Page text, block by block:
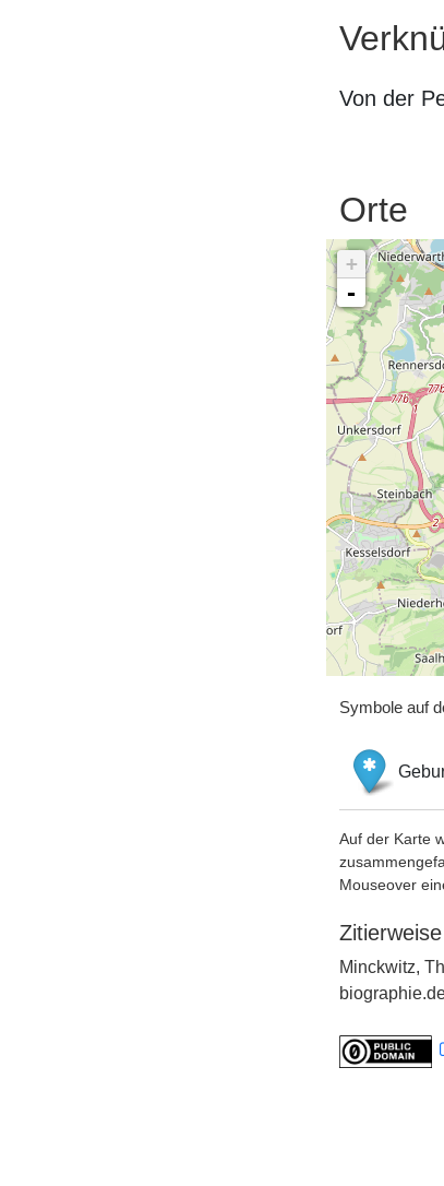
Von der
Orte
+
-
Symbole auf
Auf der Karte
Mouseover
Zitierweise
Minckwitz,